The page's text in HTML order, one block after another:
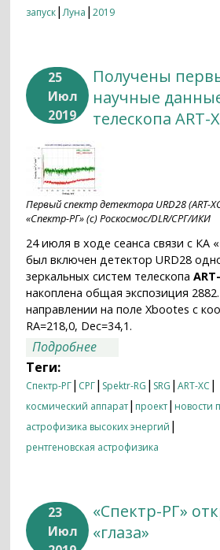
запуск|Луна |2019
25
Июл
2019
Получены
научные
телескопа ART-
Первый спектр детектора URD28 (ART-
«Спектр-РГ» (с) Роскосмос/DLR/СРГ/ИКИ
24 июля в ходе сеанса связи с КА «
был включен детектор URD28
зеркальных систем телескопа
накоплена общая экспозиция
направлении на поле Xbootes с
RA=218,0, Dec=34,1.
Подробнее
Теги:
Спектр-РГ| СРГ| Spektr-RG | SRG |ART-XC |
космический аппарат| проект| новости
астрофизика высоких энергий |
рентгеновская астрофизика
23
Июл
«Спектр-РГ»
«глаза»